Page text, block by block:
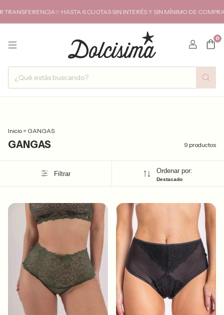
HASTA 6 CUOTAS SIN INTERÉS Y SIN MÍNIMO DE
0
Inicio > GANGAS
GANGAS 9 productos
Filtrar Ordenar por:
Destacado